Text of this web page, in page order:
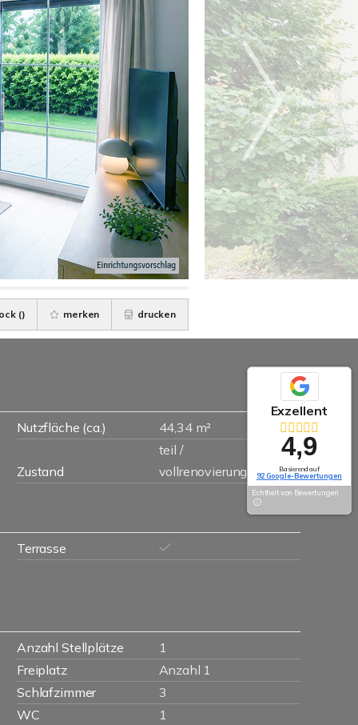
() merken drucken
Nutzfläche (ca.) 44,34 m²
Zustand
teil /
vollrenovierungsbedürftig
Terrasse
Anzahl Stellplätze
1
Freiplatz
Anzahl 1
Schlafzimmer
3
WC
1
Exzellent
4,9
Basierend auf
92 Google-Bewertungen
Echtheit von Bewertungen